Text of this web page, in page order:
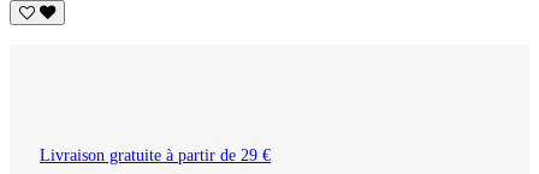
Livraison gratuite à partir de 29 €